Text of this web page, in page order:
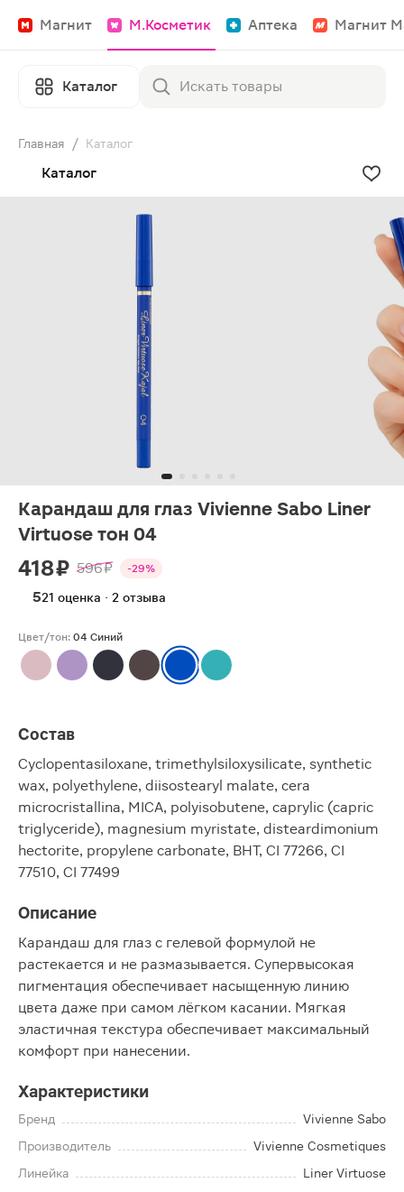
Магнит М.Косметик Аптека Магнит
Каталог
Главная / Каталог
Каталог
Карандаш для глаз Vivienne Sabo Liner
Virtuose тон 04
418 ₽ 596 ₽ -29%
521 оценка · 2 отзыва
Цвет/тон: 04 Синий
Состав
Cyclopentasiloxane, trimethylsiloxysilicate, synthetic
wax, polyethylene, diisostearyl malate, cera
microcristallina, MICA, polyisobutene, caprylic (capric
triglyceride), magnesium myristate, disteardimonium
hectorite, propylene carbonate, BHT, CI 77266, CI
77510, CI 77499
Описание
Карандаш для глаз с гелевой формулой не
растекается и не размазывается. Супервысокая
пигментация обеспечивает насыщенную линию
цвета даже при самом лёгком касании. Мягкая
эластичная текстура обеспечивает максимальный
комфорт при нанесении.
Характеристики
Бренд
Vivienne Sabo
Производитель
Vivienne Cosmetiques
Линейка
Liner Virtuose